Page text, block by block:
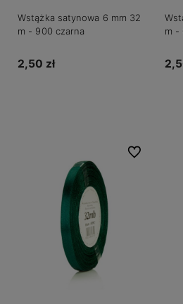
Wstążka satynowa 6 mm 32
m - 900 czarna
2,50 zł
m -
Do ulubionych